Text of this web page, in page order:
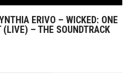
ERIVO – WICKED: ONE
(LIVE) – THE SOUNDTRACK